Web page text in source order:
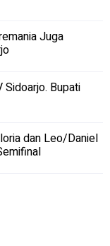
Juga
Sidoarjo. Bupati
dan Leo/Daniel